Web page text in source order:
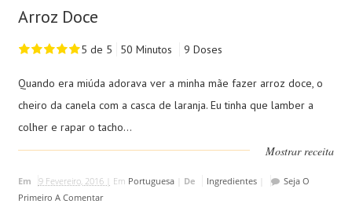
Arroz Doce
5 de 5 50 Minutos 9 Doses
Quando era miúda adorava ver a minha mãe fazer arroz doce, o
cheiro da canela com a casca de laranja. Eu tinha que lamber a
colher e rapar o tacho...
Mostrar receita
Em 9 Fevereiro, 2016 | Em Portuguesa| De Ingredientes|
Seja O
Primeiro A Comentar